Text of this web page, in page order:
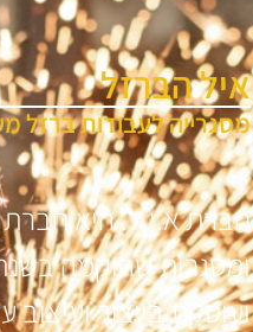
איל הברזל
מסגרייה לעבודות ברזל
חברת א.י.ל. היא
ועוסקת בייצור